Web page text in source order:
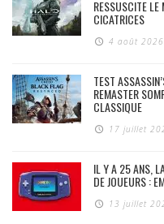
RESSUSCITE
CICATRICES
4 août
TEST
REMASTER
CLASSIQUE
17 juillet
IL Y A 25 ANS,
DE JOUEURS :
13 juillet